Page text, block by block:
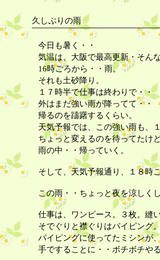
久しぶりの雨
今日も暑く・・
気温は、大阪で最高更新・そん
16時ごろから・・雨。
それも土砂降り。
１７時半で仕事は終わりで・・
外はまだ強い雨が降ってて・・
帰るのを躊躇するくらい。
天気予報では、この強い雨も、
ちょっと変えるのを待ってたけ
雨の中・・帰っていく。
そして、天気予報通り、１８時
この雨・・ちょっと夜を涼しく
仕事は、ワンピース。３枚。縫
そでぐりと襟ぐりはパイピング。
パイピングに使ってたミシンが
手ですることに・・ボチボチや